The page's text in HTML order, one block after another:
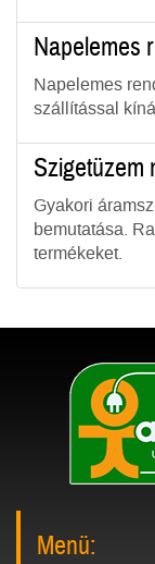
Napelemes
Napelemes
szállítással
Szigetüzem
Gyakori
bemutatása.
termékeket.
Menü: